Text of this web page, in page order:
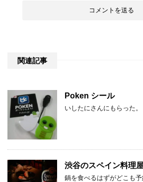
関連記事
Poken シール
いしたにさんにもらった。
渋谷のスペイン料理
鍋を食べるはずがどこも